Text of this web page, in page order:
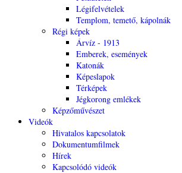
Légifelvételek
Templom, temető, kápolnák
Régi képek
Árvíz - 1913
Emberek, események
Katonák
Képeslapok
Térképek
Jégkorong emlékek
Képzőművészet
Videók
Hivatalos kapcsolatok
Dokumentumfilmek
Hírek
Kapcsolódó videók